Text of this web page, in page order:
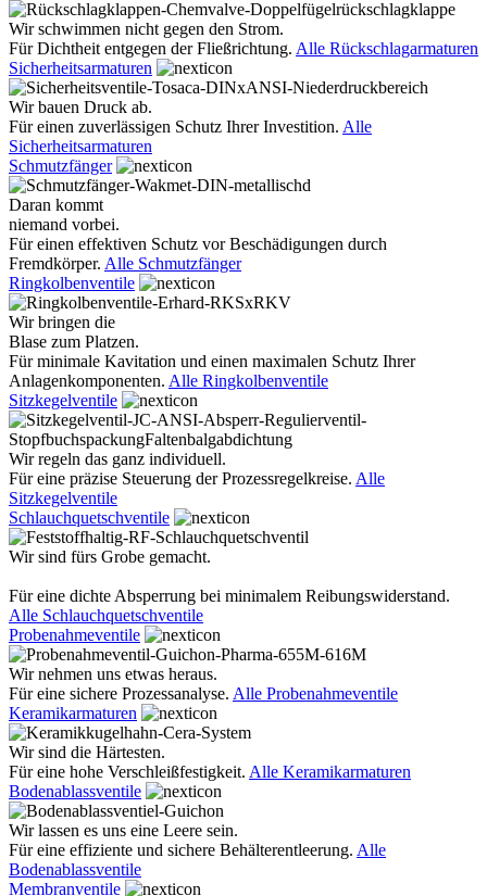
Wir schwimmen nicht gegen den Strom.
Für Dichtheit entgegen der Fließrichtung. Alle Rückschlagarmaturen
Sicherheitsarmaturen
Wir bauen Druck ab.
Für einen zuverlässigen Schutz Ihrer Investition. Alle
Sicherheitsarmaturen
Schmutzfänger
Daran kommt
niemand vorbei.
Für einen effektiven Schutz vor Beschädigungen durch
Fremdkörper. Alle Schmutzfänger
Ringkolbenventile
Wir bringen die
Blase zum Platzen.
Für minimale Kavitation und einen maximalen Schutz Ihrer
Anlagenkomponenten. Alle Ringkolbenventile
Sitzkegelventile
Wir regeln das ganz individuell.
Für eine präzise Steuerung der Prozessregelkreise. Alle
Sitzkegelventile
Schlauchquetschventile
Wir sind fürs Grobe gemacht.
Für eine dichte Absperrung bei minimalem Reibungswiderstand.
Alle Schlauchquetschventile
Probenahmeventile
Wir nehmen uns etwas heraus.
Für eine sichere Prozessanalyse. Alle Probenahmeventile
Keramikarmaturen
Wir sind die Härtesten.
Für eine hohe Verschleißfestigkeit. Alle Keramikarmaturen
Bodenablassventile
Wir lassen es uns eine Leere sein.
Für eine effiziente und sichere Behälterentleerung. Alle
Bodenablassventile
Membranventile